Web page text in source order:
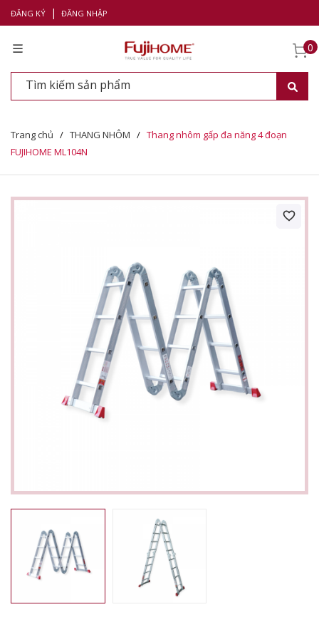
ĐĂNG KÝ | ĐĂNG NHẬP
0
Trang chủ / THANG NHÔM / Thang nhôm gấp đa năng 4 đoạn
FUJIHOME ML104N